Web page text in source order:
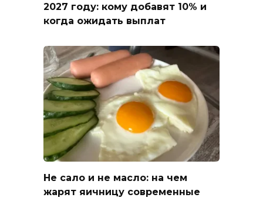
2027 году: кому добавят 10% и
когда ожидать выплат
Не сало и не масло: на чем
жарят яичницу современные